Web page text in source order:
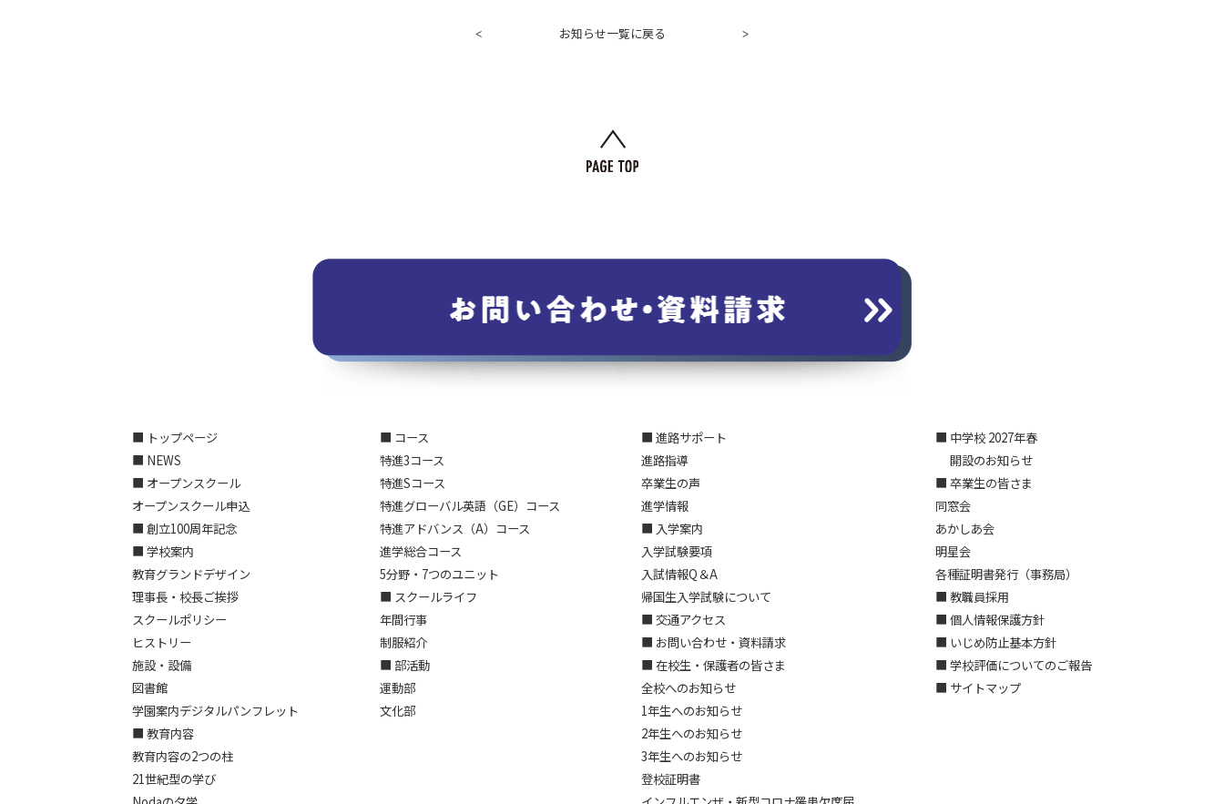
< お知らせ一覧に戻る >
■ トップページ
■ NEWS
■ オープンスクール
オープンスクール申込
■ 創立100周年記念
■ 学校案内
教育グランドデザイン
理事長・校長ご挨拶
スクールポリシー
ヒストリー
施設・設備
図書館
学園案内デジタルパンフレット
■ 教育内容
教育内容の2つの柱
21世紀型の学び
■ コース
特進3コース
特進Sコース
特進グローバル英語（GE）コース
特進アドバンス（A）コース
進学総合コース
5分野・7つのユニット
■ スクールライフ
年間行事
制服紹介
■ 部活動
運動部
文化部
■ 進路サポート
進路指導
卒業生の声
進学情報
■ 入学案内
入学試験要項
入試情報Q＆A
帰国生入学試験について
■ 交通アクセス
■ お問い合わせ・資料請求
■ 在校生・保護者の皆さま
全校へのお知らせ
1年生へのお知らせ
2年生へのお知らせ
3年生へのお知らせ
登校証明書
■ 中学校 2027年春
開設のお知らせ
■ 卒業生の皆さま
同窓会
あかしあ会
明星会
各種証明書発行（事務局）
■ 教職員採用
■ 個人情報保護方針
■ いじめ防止基本方針
■ 学校評価についてのご報告
■ サイトマップ